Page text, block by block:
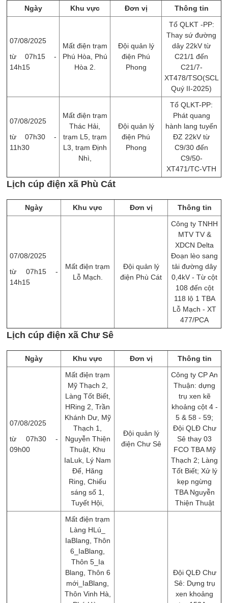
Ngày Khu vực Đơn vị Thông tin
07/08/2025
từ 07h15 -
14h15
Mất điện trạm
Phú Hòa, Phú
Hòa 2.
Đội quản lý
điện Phú
Phong
Tổ QLKT -PP:
Thay sứ đường
dây 22kV từ
C21/1 đến
C21/7-
XT478/TSO(SCL
Quý II-2025)
07/08/2025
từ 07h30 -
11h30
Mất điện trạm
Thác Hải,
trạm L5, trạm
L3, trạm Định
Nhì,
Đội quản lý
điện Phú
Phong
Tổ QLKT-PP:
Phát quang
hành lang tuyến
ĐZ 22kV từ
C9/30 đến
C9/50-
XT471/TC-VTH
Lịch cúp điện xã Phù Cát
Ngày Khu vực Đơn vị Thông tin
07/08/2025
từ 07h15 -
14h15
Mất điện trạm
Lỗ Mạch.
Đội quản lý
điện Phù Cát
Công ty TNHH
MTV TV &
XDCN Delta
Đoạn lèo sang
tải đường dây
0,4kV - Từ cột
108 đến cột
118 lộ 1 TBA
Lỗ Mạch - XT
477/PCA
Lịch cúp điện xã Chư Sê
Ngày Khu vực Đơn vị Thông tin
07/08/2025
từ 07h30 -
09h00
Mất điện trạm
Mỹ Thạch 2,
Làng Tốt Biết,
HRing 2, Trần
Khánh Dư, Mỹ
Thạch 1,
Nguyễn Thiện
Thuật, Khu
IaLuk, Lý Nam
Đế, Hăng
Ring, Chiếu
sáng số 1,
Tuyết Hội,
Đội quản lý
điện Chư Sê
Công ty CP An
Thuận: dựng
trụ xen kẽ
khoảng cột 4 -
5 & 58 - 59;
Đội QLĐ Chư
Sê thay 03
FCO TBA Mỹ
Thạch 2; Làng
Tốt Biết; Xử lý
kẹp ngừng
TBA Nguyễn
Thiện Thuật
Mất điện trạm
Làng HLú_
IaBlang, Thôn
6_IaBlang,
Thôn 5_Ia
Blang, Thôn 6
mới_IaBlang,
Thôn Vinh Hà,
Đội QLĐ Chư
Sê: Dựng trụ
xen khoảng